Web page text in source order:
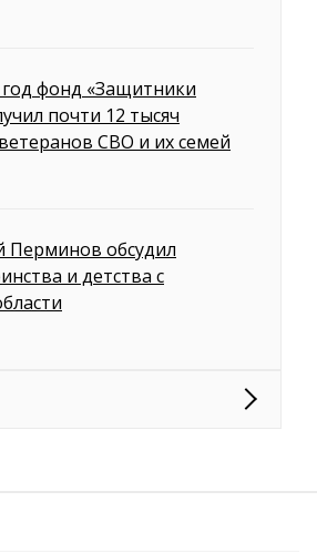
фонд «Защитники
почти 12 тысяч
СВО и их семей
Перминов обсудил
и детства с